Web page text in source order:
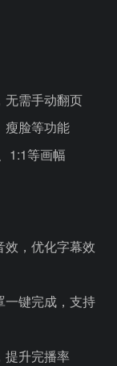
无需手动翻页
瘦脸等功能
1:1等画幅
效，优化字幕效
一键完成，支持
提升完播率